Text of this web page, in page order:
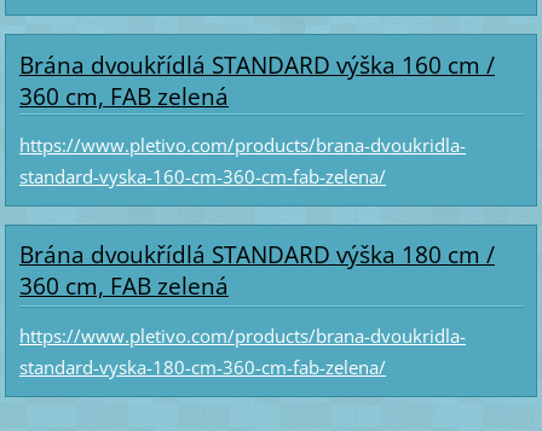
Brána dvoukřídlá STANDARD výška 160 cm /
360 cm, FAB zelená
https://www.pletivo.com/products/brana-dvoukridla-
standard-vyska-160-cm-360-cm-fab-zelena/
Brána dvoukřídlá STANDARD výška 180 cm /
360 cm, FAB zelená
https://www.pletivo.com/products/brana-dvoukridla-
standard-vyska-180-cm-360-cm-fab-zelena/